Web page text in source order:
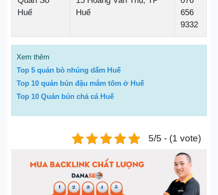
Huế
Huế
656
9332
Xem thêm
Top 5 quán bò nhúng dấm Huế
Top 10 quán bún đậu mắm tôm ở Huế
Top 10 Quán bún chả cá Huế
5/5 - (1 vote)